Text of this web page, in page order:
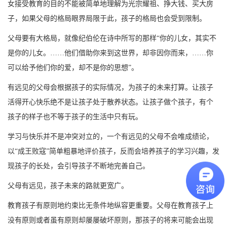
女接受教育的目的不能被简单地理解为光宗耀祖、挣大钱、买大房
子，如果父母的格局眼界局限于此，孩子的格局也会受到限制。
父母要有大格局，就像纪伯伦在诗中所写的那样“你的儿女，其实不
是你的儿女。……他们借助你来到这世界，却非因你而来，……你
可以给予他们你的爱，却不是你的思想”。
有远见的父母会根据孩子的实际情况，为孩子的未来打算。让孩子
活得开心快乐绝不是让孩子处于散养状态。让孩子做个孩子，有个
孩子的样子也不等于孩子的生活中只有玩。
学习与快乐并不是冲突对立的，一个有远见的父母不会唯成绩论，
以“成王败寇”简单粗暴地评价孩子，反而会培养孩子的学习兴趣，发
现孩子的长处，会引导孩子不断地完善自己。
父母有远见，孩子未来的路就更宽广。
教育孩子有原则地约束比无条件地纵容更重要。父母在教育孩子上
没有原则或者虽有原则却屡屡破坏原则，那孩子的将来可能会出现